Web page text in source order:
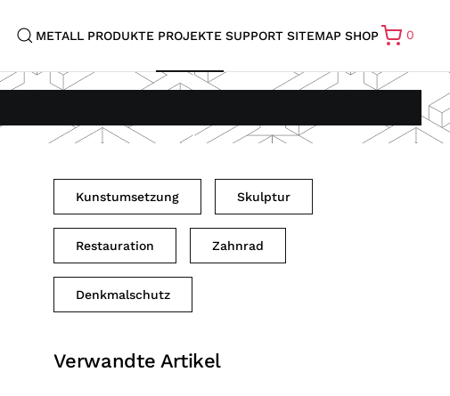
METALL PRODUKTE PROJEKTE SUPPORT SITEMAP SHOP 0
Kunstumsetzung Skulptur
Restauration Zahnrad
Denkmalschutz
Verwandte Artikel